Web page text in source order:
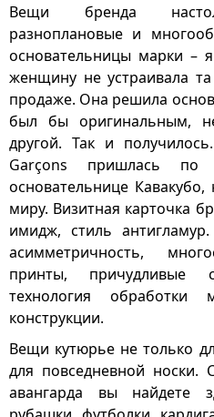
Вещи бренда
разноплановые и
основательницы марки –
женщину не устраивала
продаже. Она решила
был бы оригинальным,
другой. Так и
Garçons пришлась
основательнице
миру. Визитная карточка
имидж, стиль
асимметричность,
принты, причудливые
технология обработки
конструкции.
Вещи кутюрье не только
для повседневной носки.
авангарда вы найдете